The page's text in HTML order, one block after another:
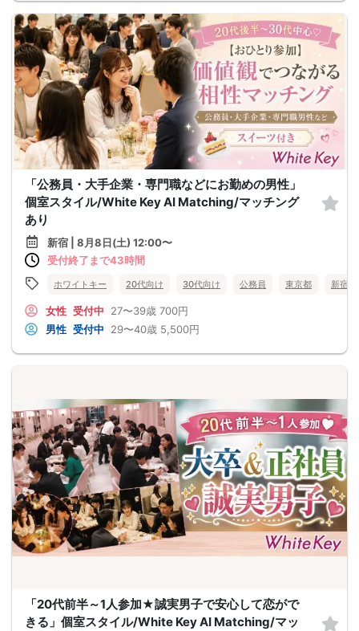
「公務員・大手企業・専門職などにお勤めの男性」
個室スタイル/White Key AI Matching/マッチング
あり
新宿 | 8月8日(土) 12:00〜
受付終了まで43時間
ホワイトキー 20代向け 30代向け 公務員 東京都 新宿
女性 受付中 27〜39歳 700円
男性 受付中 29〜40歳 5,500円
「20代前半～1人参加★誠実男子で安心して恋がで
きる」個室スタイル/White Key AI Matching/マッ